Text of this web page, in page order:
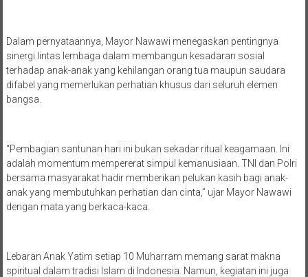
Dalam pernyataannya, Mayor Nawawi menegaskan pentingnya
sinergi lintas lembaga dalam membangun kesadaran sosial
terhadap anak-anak yang kehilangan orang tua maupun saudara
difabel yang memerlukan perhatian khusus dari seluruh elemen
bangsa.
“Pembagian santunan hari ini bukan sekadar ritual keagamaan. Ini
adalah momentum mempererat simpul kemanusiaan. TNI dan Polri
bersama masyarakat hadir memberikan pelukan kasih bagi anak-
anak yang membutuhkan perhatian dan cinta,” ujar Mayor Nawawi
dengan mata yang berkaca-kaca.
Lebaran Anak Yatim setiap 10 Muharram memang sarat makna
spiritual dalam tradisi Islam di Indonesia. Namun, kegiatan ini juga